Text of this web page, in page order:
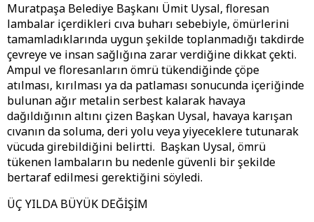
Muratpaşa Belediye Başkanı Ümit Uysal, floresan
lambalar içerdikleri cıva buharı sebebiyle, ömürlerini
tamamladıklarında uygun şekilde toplanmadığı takdirde
çevreye ve insan sağlığına zarar verdiğine dikkat çekti.
Ampul ve floresanların ömrü tükendiğinde çöpe
atılması, kırılması ya da patlaması sonucunda içeriğinde
bulunan ağır metalin serbest kalarak havaya
dağıldığının altını çizen Başkan Uysal, havaya karışan
cıvanın da soluma, deri yolu veya yiyeceklere tutunarak
vücuda girebildiğini belirtti. Başkan Uysal, ömrü
tükenen lambaların bu nedenle güvenli bir şekilde
bertaraf edilmesi gerektiğini söyledi.
ÜÇ YILDA BÜYÜK DEĞİŞİM